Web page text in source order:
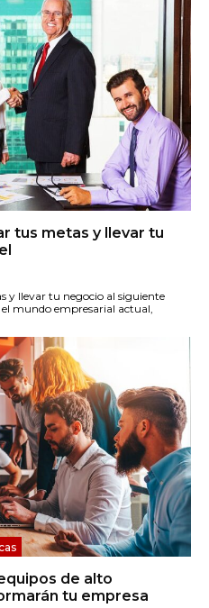
tus metas y llevar tu
y llevar tu negocio al siguiente
mundo empresarial actual,
de alto
tu empresa